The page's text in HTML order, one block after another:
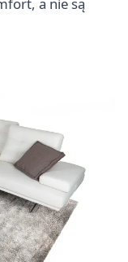
a nie są